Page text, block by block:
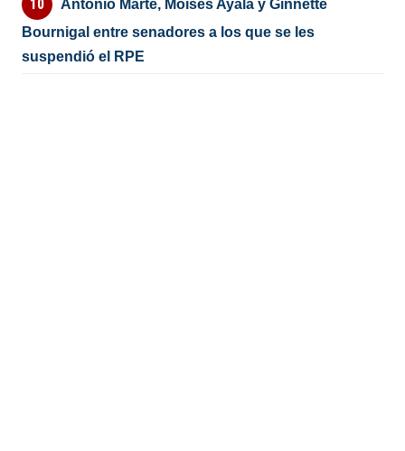
Antonio Marte, Moisés Ayala y Ginnette
Bournigal entre senadores a los que se les
suspendió el RPE